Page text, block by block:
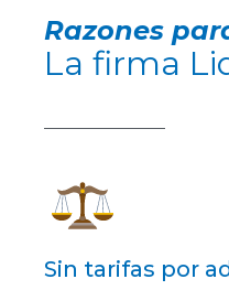
Razones
La firma
Sin tarifas por